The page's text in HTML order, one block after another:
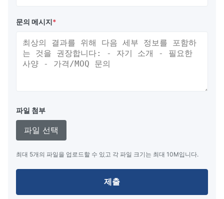
디스플레이, 자동차 디스플레이, 셋-톱-박스 디스플레
로그래밍 키보드 디스플레이 등
우리의 고객은 북미, 유럽, 일본, 한국, 동남아시아, 인도, 중
시장 경쟁에서 품질과 적응력, 그리고 짧은 기간에 새로운
제품을 개발할 수 있는 능력을 목표로 합니다.우리는 우리
의 제품을 조사하는 전세계의 관심 있는 기업을 환영합니
우리는 가까운 미래에 당신과 협력하기를 기대합니다.
문의 메시지*
파일 첨부
파일 선택
최대 5개의 파일을 업로드할 수 있고 각 파일 크기는 최대 10M입니다.
제출